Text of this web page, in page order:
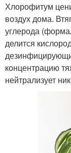
Хлорофитум
воздух дома.
углерода
делится
концентрацию
нейтрализует